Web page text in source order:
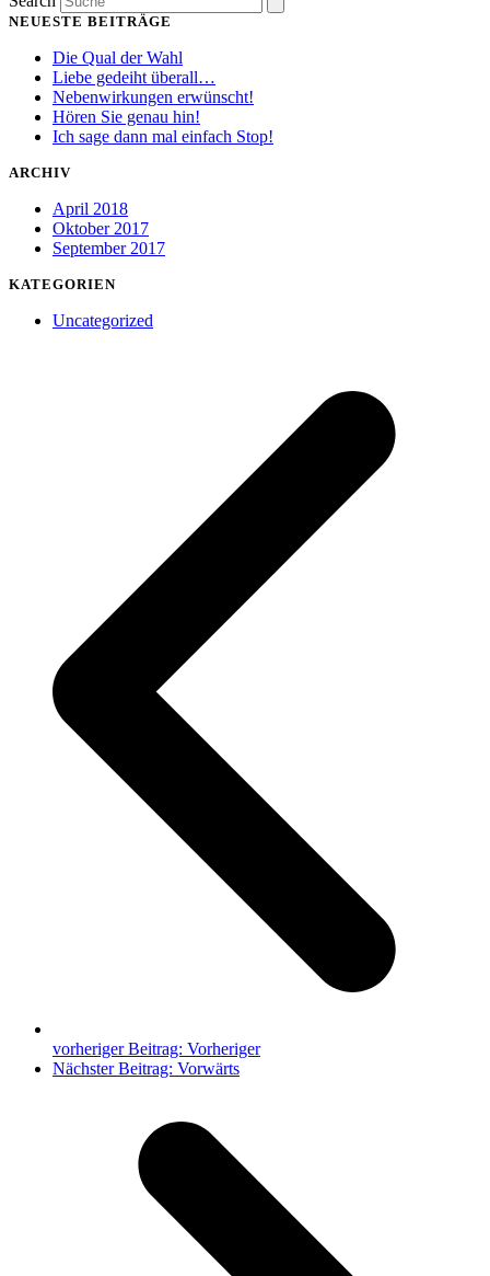
NEUESTE BEITRÄGE
Die Qual der Wahl
Liebe gedeiht überall…
Nebenwirkungen erwünscht!
Hören Sie genau hin!
Ich sage dann mal einfach Stop!
ARCHIV
April 2018
Oktober 2017
September 2017
KATEGORIEN
Uncategorized
vorheriger Beitrag: Vorheriger
Nächster Beitrag: Vorwärts